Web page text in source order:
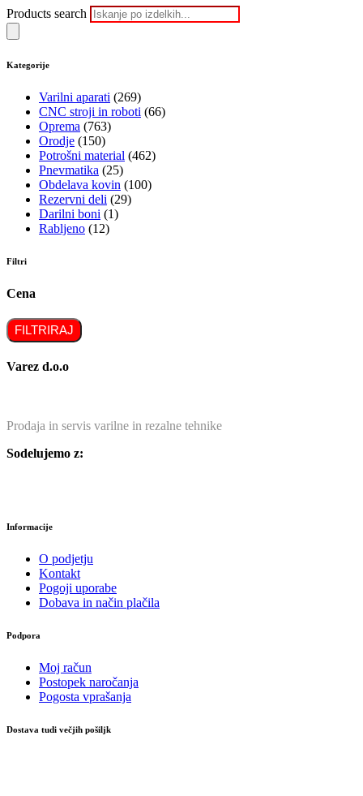
Products search
Kategorije
Varilni aparati (269)
CNC stroji in roboti (66)
Oprema (763)
Orodje (150)
Potrošni material (462)
Pnevmatika (25)
Obdelava kovin (100)
Rezervni deli (29)
Darilni boni (1)
Rabljeno (12)
Filtri
Cena
FILTRIRAJ
Varez d.o.o
Prodaja in servis varilne in rezalne tehnike
Sodelujemo z:
Informacije
O podjetju
Kontakt
Pogoji uporabe
Dobava in način plačila
Podpora
Moj račun
Postopek naročanja
Pogosta vprašanja
Dostava tudi večjih pošiljk